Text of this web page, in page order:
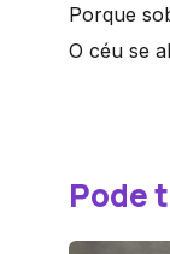
Porque
O céu se
Pode